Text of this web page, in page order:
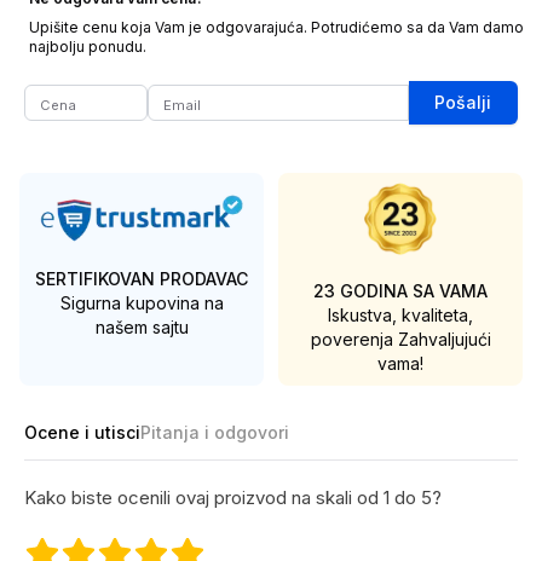
Upišite cenu koja Vam je odgovarajuća. Potrudićemo sa da Vam damo
najbolju ponudu.
Pošalji
SERTIFIKOVAN PRODAVAC
Sigurna kupovina na
našem sajtu
23 GODINA SA VAMA
Iskustva, kvaliteta,
poverenja Zahvaljujući
vama!
Ocene i utisciPitanja i odgovori
Kako biste ocenili ovaj proizvod na skali od 1 do 5?